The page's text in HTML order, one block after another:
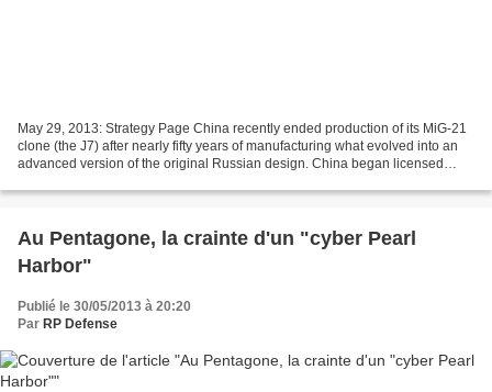
May 29, 2013: Strategy Page China recently ended production of its MiG-21
clone (the J7) after nearly fifty years of manufacturing what evolved into an
advanced version of the original Russian design. China began licensed
Au Pentagone, la crainte d'un "cyber Pearl
Harbor"
Publié le 30/05/2013 à 20:20
Par RP Defense